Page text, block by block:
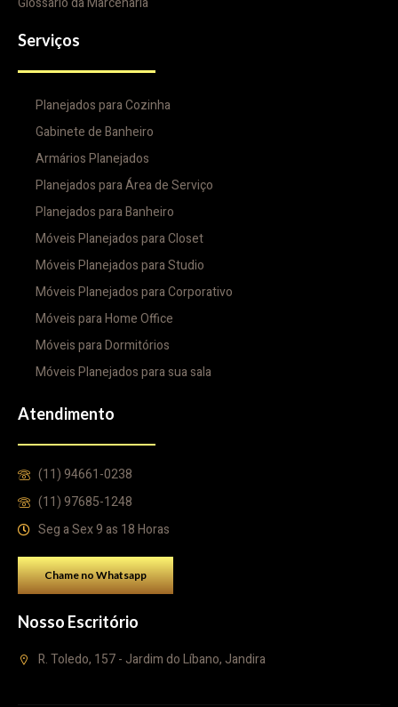
Serviços
Planejados para Cozinha
Gabinete de Banheiro
Armários Planejados
Planejados para Área de Serviço
Planejados para Banheiro
Móveis Planejados para Closet
Móveis Planejados para Studio
Móveis Planejados para Corporativo
Móveis para Home Office
Móveis para Dormitórios
Móveis Planejados para sua sala
Atendimento
(11) 94661-0238
(11) 97685-1248
Seg a Sex 9 as 18 Horas
Chame no Whatsapp
Nosso Escritório
R. Toledo, 157 - Jardim do Líbano, Jandira